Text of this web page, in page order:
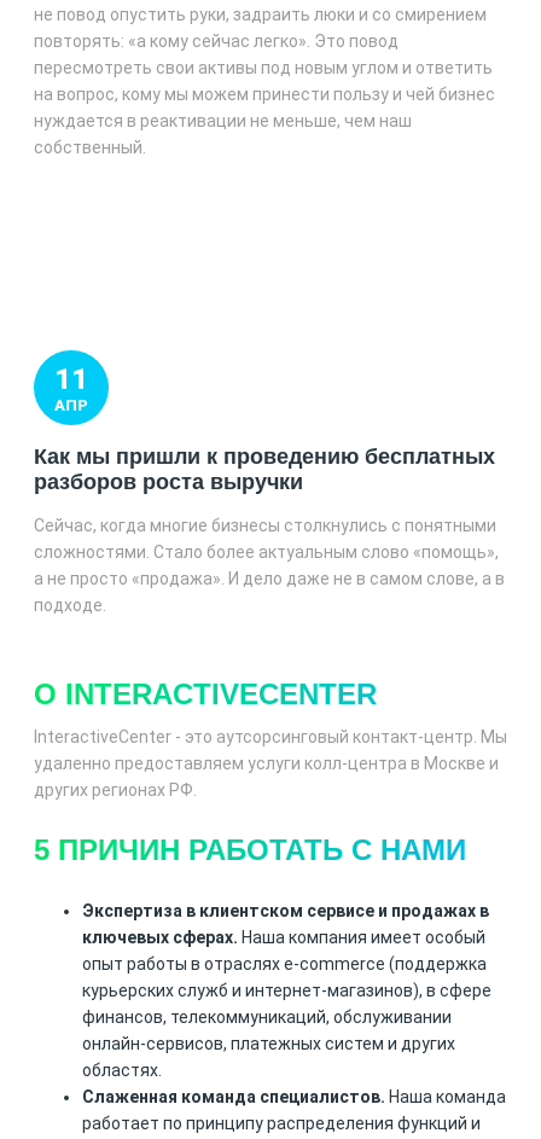
не повод опустить руки, задраить люки и со смирением
повторять: «а кому сейчас легко». Это повод
пересмотреть свои активы под новым углом и ответить
на вопрос, кому мы можем принести пользу и чей бизнес
нуждается в реактивации не меньше, чем наш
собственный.
11
АПР
Как мы пришли к проведению бесплатных
разборов роста выручки
Сейчас, когда многие бизнесы столкнулись с понятными
сложностями. Стало более актуальным слово «помощь»,
а не просто «продажа». И дело даже не в самом слове, а в
подходе.
О INTERACTIVECENTER
InteractiveCenter - это аутсорсинговый контакт-центр. Мы
удаленно предоставляем услуги колл-центра в Москве и
других регионах РФ.
5 ПРИЧИН РАБОТАТЬ С НАМИ
Экспертиза в клиентском сервисе и продажах в
ключевых сферах. Наша компания имеет особый
опыт работы в отраслях e-commerce (поддержка
курьерских служб и интернет-магазинов), в сфере
финансов, телекоммуникаций, обслуживании
онлайн-сервисов, платежных систем и других
областях.
Слаженная команда специалистов. Наша команда
работает по принципу распределения функций и